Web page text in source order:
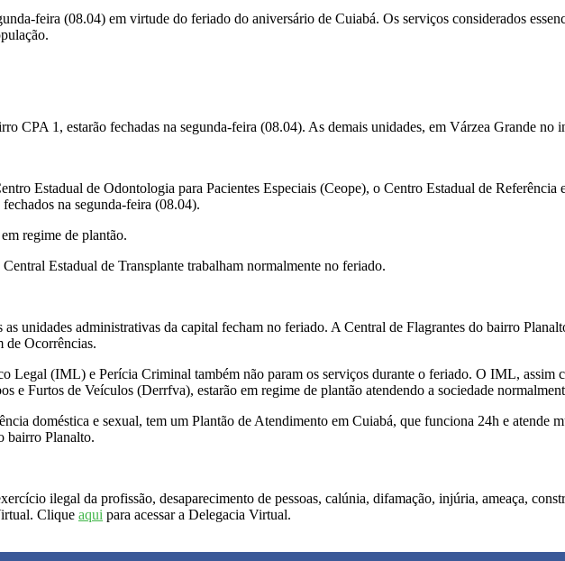
feira (08.04) em virtude do feriado do aniversário de Cuiabá. Os serviços considerados
CPA 1, estarão fechadas na segunda-feira (08.04). As demais unidades, em Várzea Grande no
Estadual de Odontologia para Pacientes Especiais (Ceope), o Centro Estadual de
na segunda-feira (08.04).
regime de plantão.
Estadual de Transplante trabalham normalmente no feriado.
unidades administrativas da capital fecham no feriado. A Central de Flagrantes do bairro
de Ocorrências.
(IML) e Perícia Criminal também não param os serviços durante o feriado. O IML, assim
e Furtos de Veículos (Derrfva), estarão em regime de plantão atendendo a sociedade
doméstica e sexual, tem um Plantão de Atendimento em Cuiabá, que funciona 24h e atende
bairro Planalto.
ilegal da profissão, desaparecimento de pessoas, calúnia, difamação, injúria, ameaça,
Clique aqui para acessar a Delegacia Virtual.